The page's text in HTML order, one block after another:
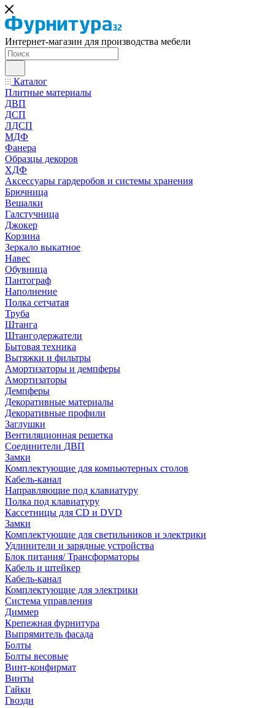
Интернет-магазин для производства мебели
Каталог
Плитные материалы
ДВП
ДСП
ЛДСП
МДФ
Фанера
Образцы декоров
ХДФ
Аксессуары гардеробов и системы хранения
Брючница
Вешалки
Галстучница
Джокер
Корзина
Зеркало выкатное
Навес
Обувница
Пантограф
Наполнение
Полка сетчатая
Труба
Штанга
Штангодержатели
Бытовая техника
Вытяжки и фильтры
Амортизаторы и демпферы
Амортизаторы
Демпферы
Декоративные материалы
Декоративные профили
Заглушки
Вентиляционная решетка
Соединители ДВП
Замки
Комплектующие для компьютерных столов
Кабель-канал
Направляющие под клавиатуру
Полка под клавиатуру
Кассетницы для CD и DVD
Замки
Комплектующие для светильников и электрики
Удлинители и зарядные устройства
Блок питания/ Трансформаторы
Кабель и штейкер
Кабель-канал
Комплектующие для электрики
Система управления
Диммер
Крепежная фурнитура
Выпрямитель фасада
Болты
Болты весовые
Винт-конфирмат
Винты
Гайки
Гвозди